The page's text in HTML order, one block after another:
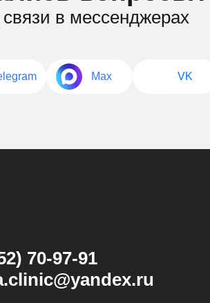
в мессенджерах
Max VK
70-97-91